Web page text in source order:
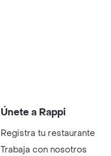
Únete a Rappi
Registra tu restaurante
Trabaja con nosotros